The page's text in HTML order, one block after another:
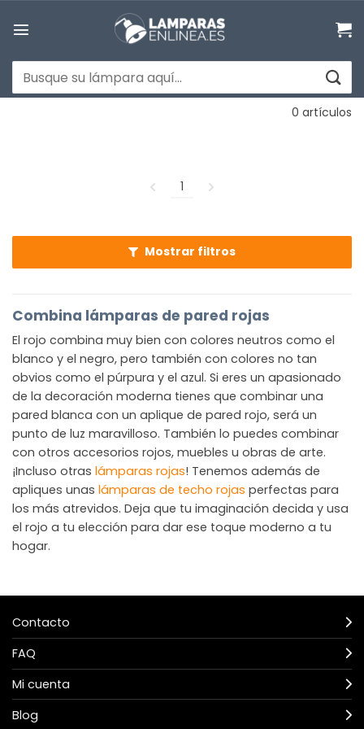
Buscar
por:
0 artículos
1
Mostrar filtros
Combina lámparas de pared rojas
El rojo combina muy bien con colores neutros como el
blanco y el negro, pero también con colores no tan
obvios como el púrpura y el azul. Si eres un apasionado
de la decoración moderna tienes que combinar una
pared blanca con un aplique de pared rojo, será un
punto de luz maravilloso. También lo puedes combinar
con otros accesorios rojos, muebles u obras de arte.
¡Incluso otras lámparas rojas! Tenemos además de
apliques unas lámparas de techo rojas perfectas para
los más atrevidos. Deja que tu imaginación decida y usa
el rojo a tu elección para dar ese toque moderno a tu
hogar.
Contacto
FAQ
Mi cuenta
Blog